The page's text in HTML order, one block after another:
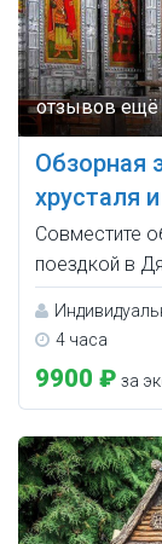
Обзорная
хрусталя
Совместите
поездкой в
4 часа
9900 ₽ за